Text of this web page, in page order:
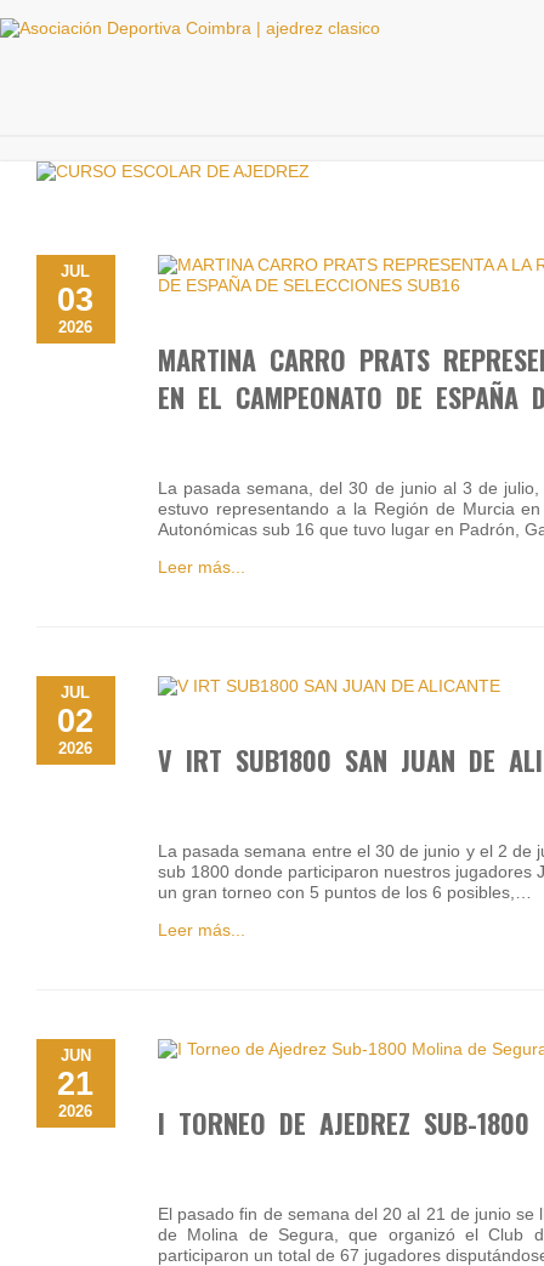
JUL
03
2026
MARTINA CARRO PRATS
EN EL CAMPEONATO DE ESPAÑA
La pasada semana, del 30 de junio al 3 de
estuvo representando a la Región de Murcia
Autonómicas sub 16 que tuvo lugar en Padrón,
Leer más...
JUL
02
2026 V IRT SUB1800 SAN JUAN DE
La pasada semana entre el 30 de junio y el 2 de
sub 1800 donde participaron nuestros jugadores
un gran torneo con 5 puntos de los 6 posibles,…
Leer más...
JUN
21
2026 I TORNEO DE AJEDREZ SUB-1800
El pasado fin de semana del 20 al 21 de junio
de Molina de Segura, que organizó el Club
participaron un total de 67 jugadores